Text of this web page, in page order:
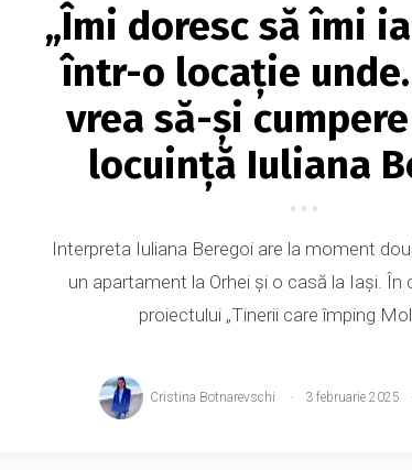
„Îmi doresc să îmi
într-o locație
vrea să-și
locuință Iuliana
Interpreta Iuliana Beregoi are la moment
un apartament la Orhei și o casă la Iași. În
proiectului „Tinerii care împing
Cristina Botnarevschi 3 februarie 2025